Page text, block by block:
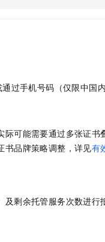
过手机号码 （仅限中国
可能需要通过多张证书
书品牌策略调整，详见有
及剩余托管服务次数进行